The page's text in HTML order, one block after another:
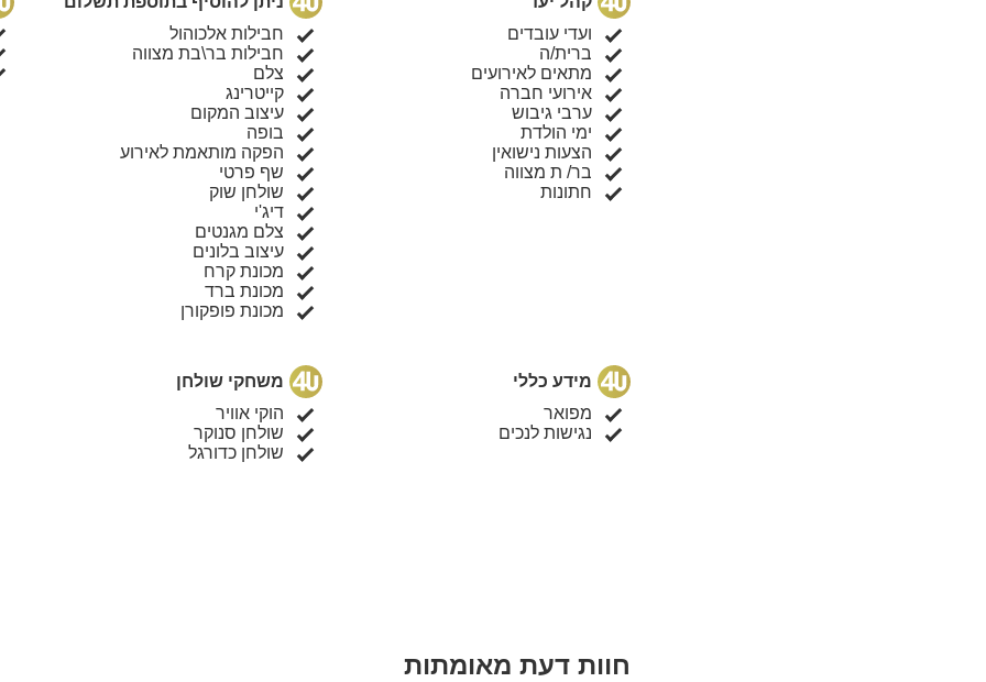
ועדי עובדים
ברית/ה
מתאים לאירועים
אירועי חברה
ערבי גיבוש
ימי הולדת
הצעות נישואין
בר/ ת מצווה
חתונות
חבילות אלכוהול
חבילות בר\בת מצווה
צלם
קייטרינג
עיצוב המקום
בופה
הפקה מותאמת לאירוע
שף פרטי
שולחן שוק
דיג'י
צלם מגנטים
עיצוב בלונים
מכונת קרח
מכונת ברד
מכונת פופקורן
מידע כללי
מפואר
נגישות לנכים
משחקי שולחן
הוקי אוויר
שולחן סנוקר
שולחן כדורגל
חוות דעת מאומתות